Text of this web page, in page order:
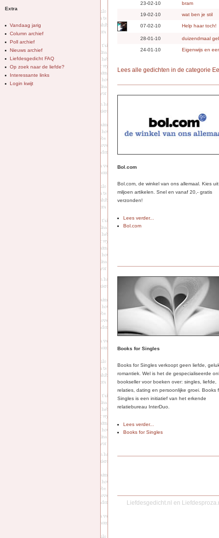
23-02-10 bram
19-02-10 wat ben je stil
07-02-10 Help haar toch!
28-01-10 duizendmaal
24-01-10 Eigenwijs en
Lees alle gedichten in de categorie
Bol.com
Bol.com, de winkel van ons allemaal. Kies
miljoen artikelen. Snel en vanaf 20,- gratis
verzonden!
Lees verder...
Bol.com
Books for Singles
Books for Singles verkoopt geen liefde,
romantiek. Wel is het de gespecialiseerde
bookseller voor boeken over: singles, liefde,
relaties, dating en persoonlijke groei. Books
Singles is een initiatief van het erkende
relatiebureau InterDuo.
Lees verder...
Books for Singles
Liefdesgedicht.nl en
Extra
Vandaag jarig
Column archief
Poll archief
Nieuws archief
Liefdesgedicht FAQ
Op zoek naar de liefde?
Interessante links
Login kwijt